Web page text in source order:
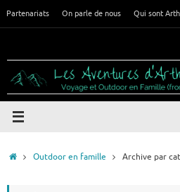
Partenariats On parle de nous Qui sont
Accueil
Outdoor en famille Archive par